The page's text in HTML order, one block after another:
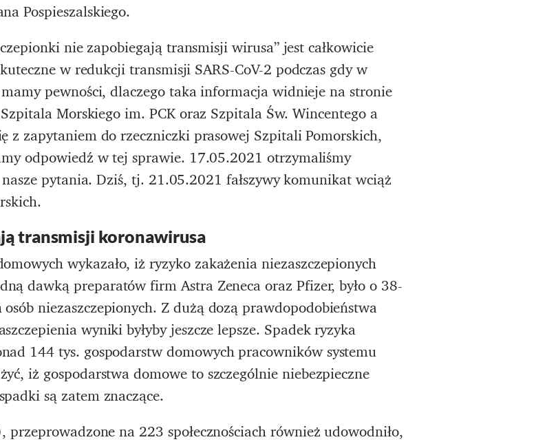
Pospieszalskiego.
nie zapobiegają transmisji wirusa” jest całkowicie
w redukcji transmisji SARS-CoV-2 podczas gdy w
pewności, dlaczego taka informacja widnieje na stronie
Morskiego im. PCK oraz Szpitala Św. Wincentego a
zapytaniem do rzeczniczki prasowej Szpitali Pomorskich,
odpowiedź w tej sprawie. 17.05.2021 otrzymaliśmy
pytania. Dziś, tj. 21.05.2021 fałszywy komunikat wciąż
transmisji koronawirusa
wykazało, iż ryzyko zakażenia niezaszczepionych
dawką preparatów firm Astra Zeneca oraz Pfizer, było o 38-
niezaszczepionych. Z dużą dozą prawdopodobieństwa
wyniki byłyby jeszcze lepsze. Spadek ryzyka
144 tys. gospodarstw domowych pracowników systemu
iż gospodarstwa domowe to szczególnie niebezpieczne
są zatem znaczące.
na 223 społecznościach również udowodniło,